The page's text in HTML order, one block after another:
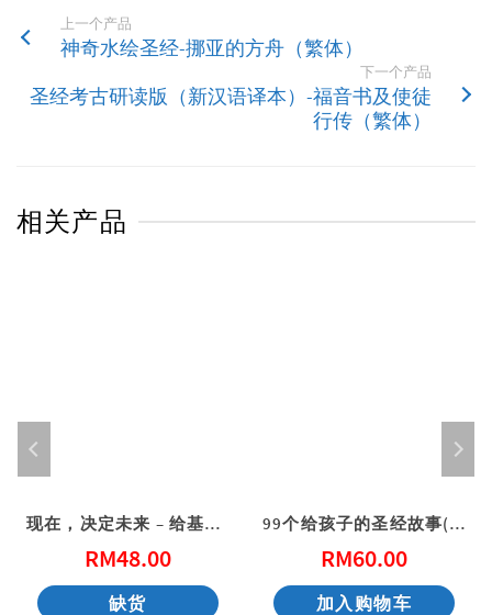
上一个产品
神奇水绘圣经-挪亚的方舟（繁体）
下一个产品
圣经考古研读版（新汉语译本）-福音书及使徒
行传（繁体）
相关产品
现在，决定未来 – 给基督徒青年的20个属灵忠告
RM48.00
缺货
99个给孩子的圣经故事(简体)
RM60.00
加入购物车